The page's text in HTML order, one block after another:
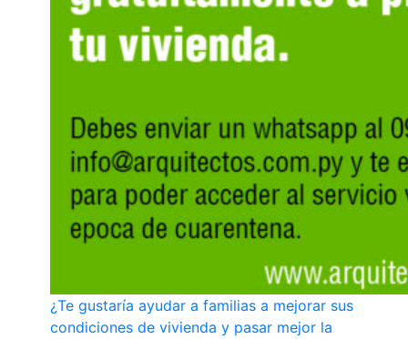
¿Te gustaría ayudar a familias a mejorar sus
condiciones de vivienda y pasar mejor la